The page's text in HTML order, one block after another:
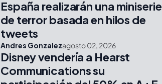
España realizarán una miniserie
de terror basada en hilos de
tweets
Andres Gonzalezagosto 02, 2026
Disney vendería a Hearst
Communications su